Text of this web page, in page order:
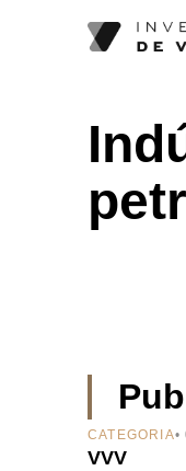
CATEGORIA•
VVV